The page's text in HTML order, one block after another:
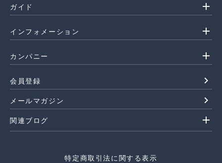
ガイド add
インフォメーション add
カンパニー add
会員登録 navigate_next
メールマガジン navigate_next
関連ブログ add
特定商取引法に関する表示